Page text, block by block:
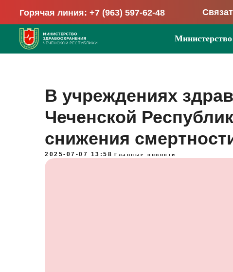
Горячая линия: +7 (963) 597-62-48
Министерство
В учреждениях
Чеченской
снижения
2025-07-07 13:58 Главные новости